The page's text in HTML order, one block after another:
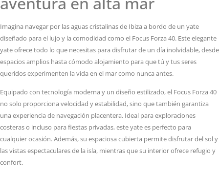
Imagina navegar por las aguas cristalinas de Ibiza a bordo de un yate
diseñado para el lujo y la comodidad como el Focus Forza 40. Este elegante
yate ofrece todo lo que necesitas para disfrutar de un día inolvidable, desde
espacios amplios hasta cómodo alojamiento para que tú y tus seres
queridos experimenten la vida en el mar como nunca antes.
Equipado con tecnología moderna y un diseño estilizado, el Focus Forza 40
no solo proporciona velocidad y estabilidad, sino que también garantiza
una experiencia de navegación placentera. Ideal para exploraciones
costeras o incluso para fiestas privadas, este yate es perfecto para
cualquier ocasión. Además, su espaciosa cubierta permite disfrutar del sol y
las vistas espectaculares de la isla, mientras que su interior ofrece refugio y
confort.